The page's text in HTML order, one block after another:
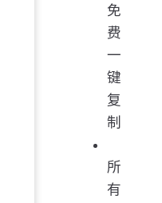
免
费
一
键
复
制
所
有